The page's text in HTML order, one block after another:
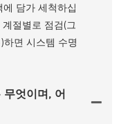
담가 세척하십
절별로 점검(그
면 시스템 수명
엇이며, 어